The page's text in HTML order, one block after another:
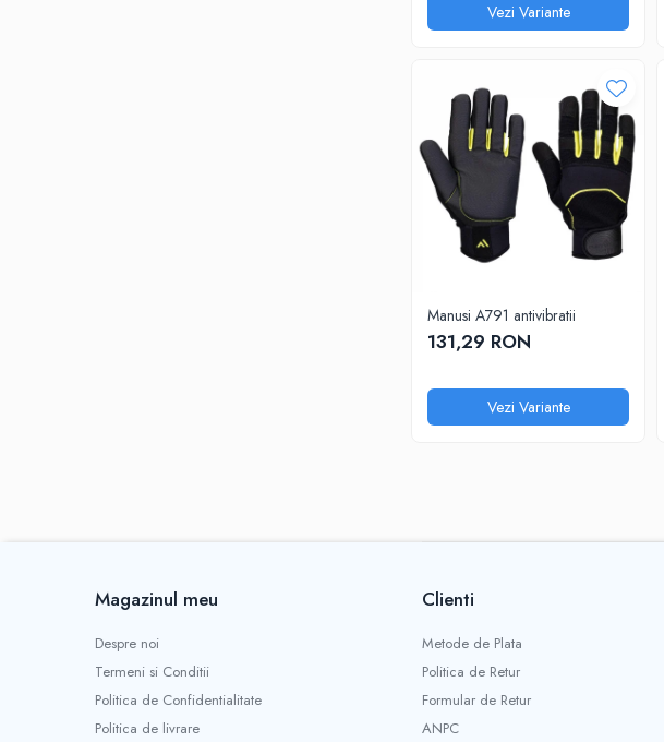
Vezi Variante
Manusi A791 antivibratii
131,29 RON
Vezi Variante
Magazinul meu
Despre noi
Termeni si Conditii
Politica de Confidentialitate
Politica de livrare
Clienti
Metode de Plata
Politica de Retur
Formular de Retur
ANPC